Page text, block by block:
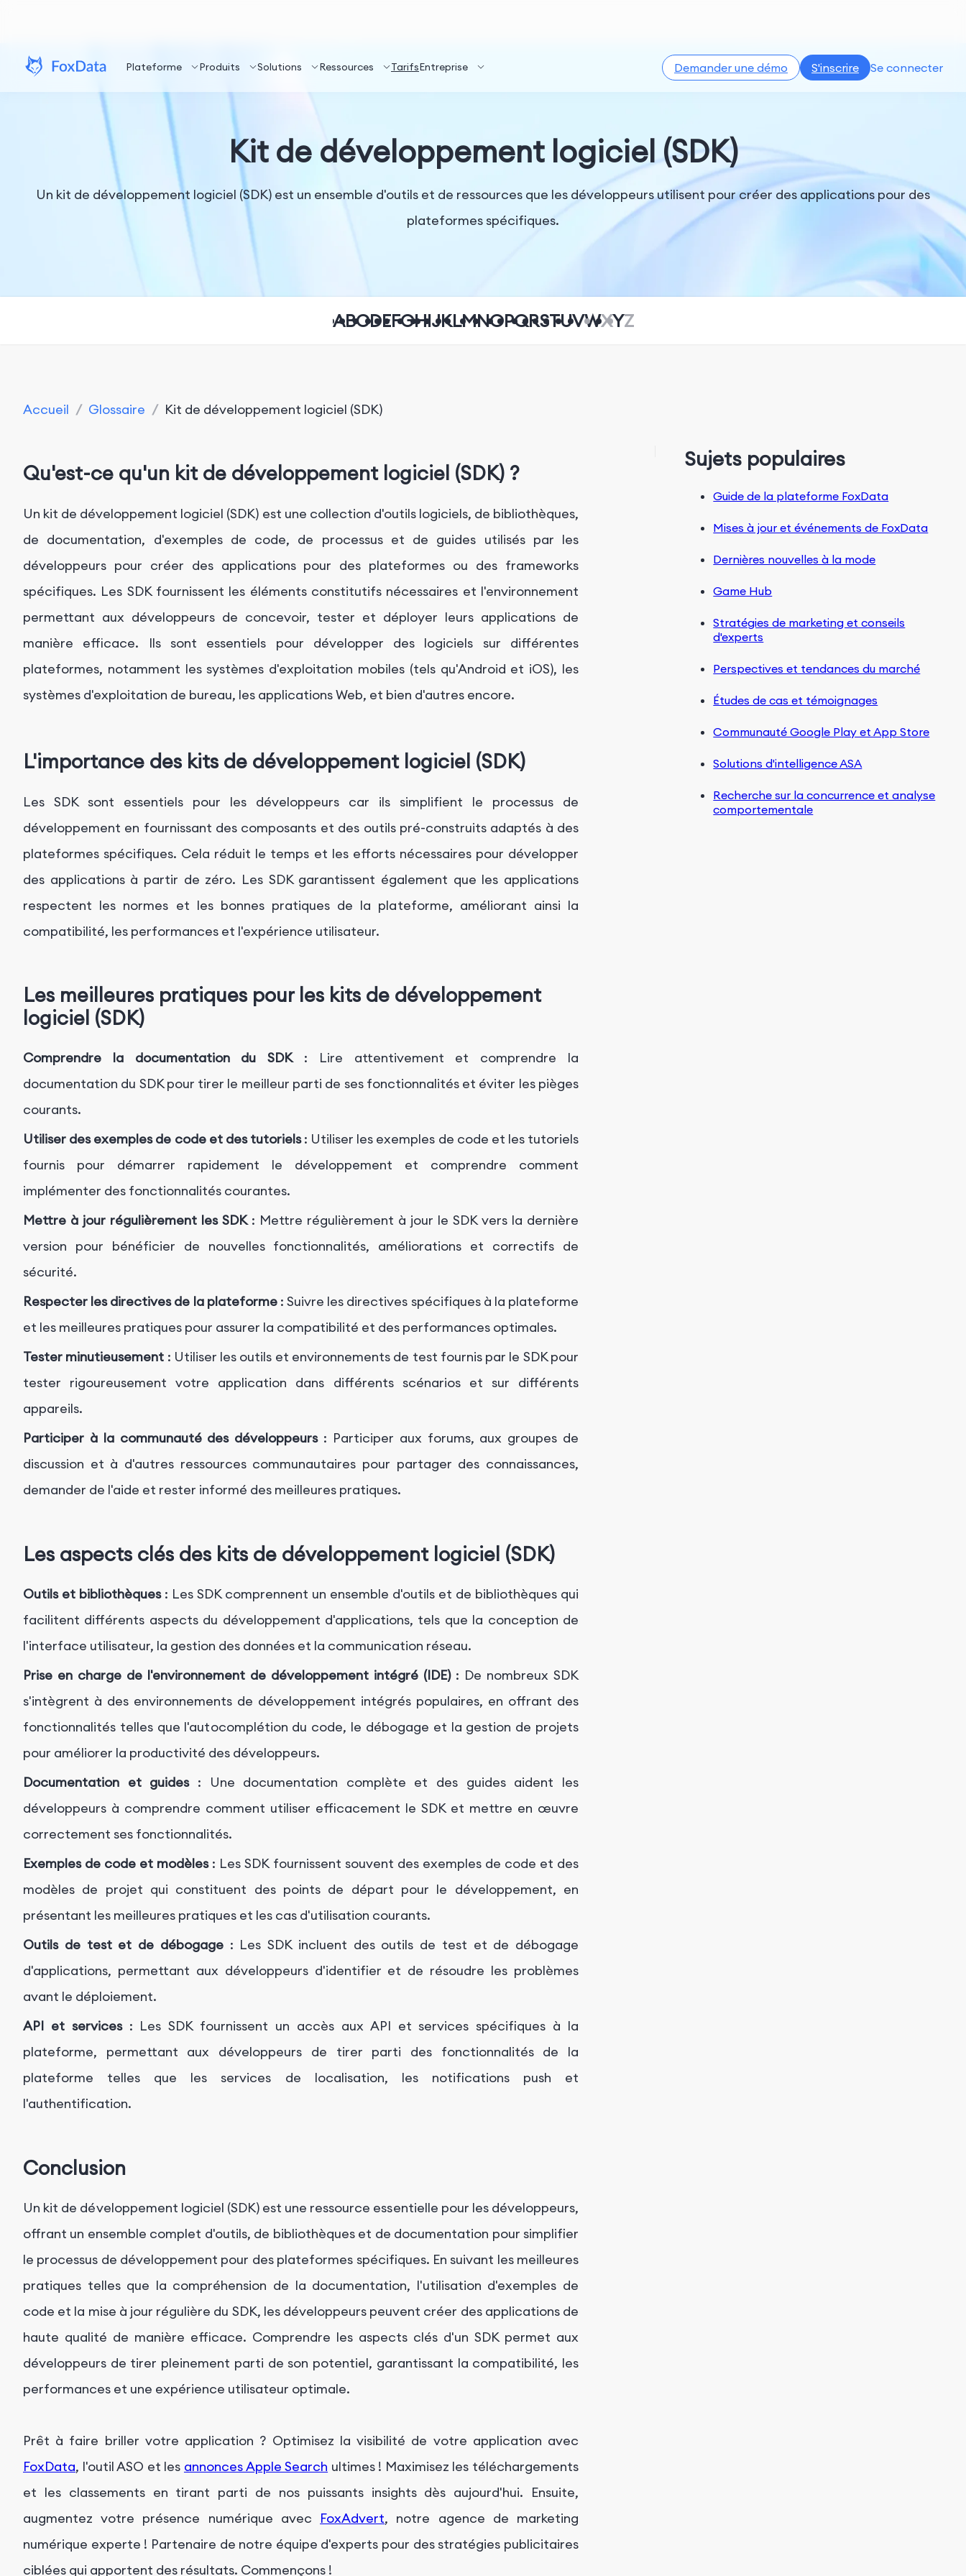
Plateforme Produits Solutions Ressources TarifsEntreprise Demander une démo S'inscrire Se connecter
Kit de développement logiciel (SDK)
Un kit de développement logiciel (SDK) est un ensemble d'outils et de ressources que les développeurs utilisent pour créer des applications pour des
plateformes spécifiques.
ABCDEFGHIJKLMNOPQRSTUVWXYZ
Accueil / Glossaire / Kit de développement logiciel (SDK)
Qu'est-ce qu'un kit de développement logiciel (SDK) ?
Un kit de développement logiciel (SDK) est une collection d'outils logiciels, de bibliothèques,
de documentation, d'exemples de code, de processus et de guides utilisés par les
développeurs pour créer des applications pour des plateformes ou des frameworks
spécifiques. Les SDK fournissent les éléments constitutifs nécessaires et l'environnement
permettant aux développeurs de concevoir, tester et déployer leurs applications de
manière efficace. Ils sont essentiels pour développer des logiciels sur différentes
plateformes, notamment les systèmes d'exploitation mobiles (tels qu'Android et iOS), les
systèmes d'exploitation de bureau, les applications Web, et bien d'autres encore.
L'importance des kits de développement logiciel (SDK)
Les SDK sont essentiels pour les développeurs car ils simplifient le processus de
développement en fournissant des composants et des outils pré-construits adaptés à des
plateformes spécifiques. Cela réduit le temps et les efforts nécessaires pour développer
des applications à partir de zéro. Les SDK garantissent également que les applications
respectent les normes et les bonnes pratiques de la plateforme, améliorant ainsi la
compatibilité, les performances et l'expérience utilisateur.
Les meilleures pratiques pour les kits de développement
logiciel (SDK)
Comprendre la documentation du SDK: Lire attentivement et comprendre la
documentation du SDK pour tirer le meilleur parti de ses fonctionnalités et éviter les pièges
courants.
Utiliser des exemples de code et des tutoriels: Utiliser les exemples de code et les tutoriels
fournis pour démarrer rapidement le développement et comprendre comment
implémenter des fonctionnalités courantes.
Mettre à jour régulièrement les SDK: Mettre régulièrement à jour le SDK vers la dernière
version pour bénéficier de nouvelles fonctionnalités, améliorations et correctifs de
sécurité.
Respecter les directives de la plateforme: Suivre les directives spécifiques à la plateforme
et les meilleures pratiques pour assurer la compatibilité et des performances optimales.
Tester minutieusement : Utiliser les outils et environnements de test fournis par le SDK pour
tester rigoureusement votre application dans différents scénarios et sur différents
appareils.
Participer à la communauté des développeurs: Participer aux forums, aux groupes de
discussion et à d'autres ressources communautaires pour partager des connaissances,
demander de l'aide et rester informé des meilleures pratiques.
Les aspects clés des kits de développement logiciel (SDK)
Outils et bibliothèques: Les SDK comprennent un ensemble d'outils et de bibliothèques qui
facilitent différents aspects du développement d'applications, tels que la conception de
l'interface utilisateur, la gestion des données et la communication réseau.
Prise en charge de l'environnement de développement intégré (IDE): De nombreux SDK
s'intègrent à des environnements de développement intégrés populaires, en offrant des
fonctionnalités telles que l'autocomplétion du code, le débogage et la gestion de projets
pour améliorer la productivité des développeurs.
Documentation et guides: Une documentation complète et des guides aident les
développeurs à comprendre comment utiliser efficacement le SDK et mettre en œuvre
correctement ses fonctionnalités.
Exemples de code et modèles: Les SDK fournissent souvent des exemples de code et des
modèles de projet qui constituent des points de départ pour le développement, en
présentant les meilleures pratiques et les cas d'utilisation courants.
Outils de test et de débogage: Les SDK incluent des outils de test et de débogage
d'applications, permettant aux développeurs d'identifier et de résoudre les problèmes
avant le déploiement.
API et services: Les SDK fournissent un accès aux API et services spécifiques à la
plateforme, permettant aux développeurs de tirer parti des fonctionnalités de la
plateforme telles que les services de localisation, les notifications push et
l'authentification.
Conclusion
Un kit de développement logiciel (SDK) est une ressource essentielle pour les développeurs,
offrant un ensemble complet d'outils, de bibliothèques et de documentation pour simplifier
le processus de développement pour des plateformes spécifiques. En suivant les meilleures
pratiques telles que la compréhension de la documentation, l'utilisation d'exemples de
code et la mise à jour régulière du SDK, les développeurs peuvent créer des applications de
haute qualité de manière efficace. Comprendre les aspects clés d'un SDK permet aux
développeurs de tirer pleinement parti de son potentiel, garantissant la compatibilité, les
performances et une expérience utilisateur optimale.
Prêt à faire briller votre application ? Optimisez la visibilité de votre application avec
FoxData, l'outil ASO et les annonces Apple Search ultimes ! Maximisez les téléchargements
et les classements en tirant parti de nos puissants insights dès aujourd'hui. Ensuite,
augmentez votre présence numérique avec FoxAdvert, notre agence de marketing
numérique experte ! Partenaire de notre équipe d'experts pour des stratégies publicitaires
ciblées qui apportent des résultats. Commençons !
Sujets populaires
Guide de la plateforme FoxData
Mises à jour et événements de FoxData
Dernières nouvelles à la mode
Game Hub
Stratégies de marketing et conseils
d'experts
Perspectives et tendances du marché
Études de cas et témoignages
Communauté Google Play et App Store
Solutions d'intelligence ASA
Recherche sur la concurrence et analyse
comportementale